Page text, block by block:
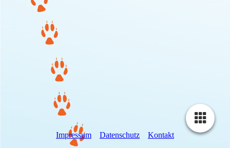
Impressum Datenschutz Kontakt